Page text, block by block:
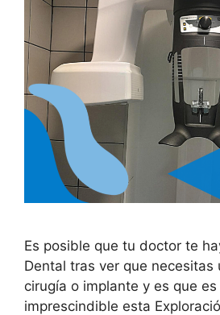
Es posible que tu doctor te
Dental tras ver que
cirugía o implante y es que
imprescindible esta